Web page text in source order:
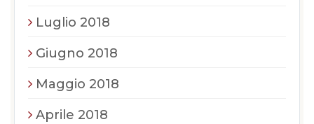
Luglio 2018
Giugno 2018
Maggio 2018
Aprile 2018